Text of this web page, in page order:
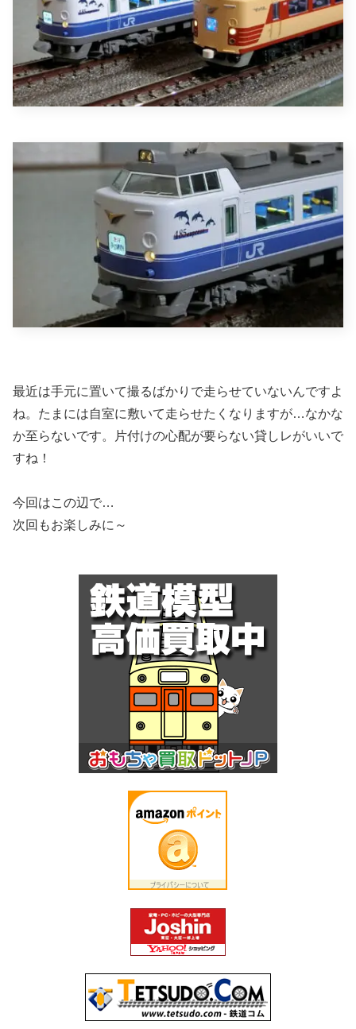
最近は手元に置いて撮るばかりで走らせていないんですよ
ね。たまには自室に敷いて走らせたくなりますが…なかな
か至らないです。片付けの心配が要らない貸しレがいいで
すね！
今回はこの辺で…
次回もお楽しみに～